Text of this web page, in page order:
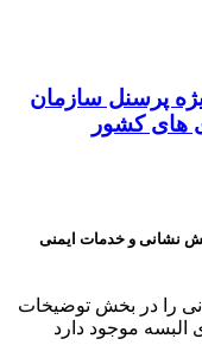
پرسنل سازمان
های کشور
نشانی و خدمات ایمنی
را در بخش توضیخات
البسه موجود دارد